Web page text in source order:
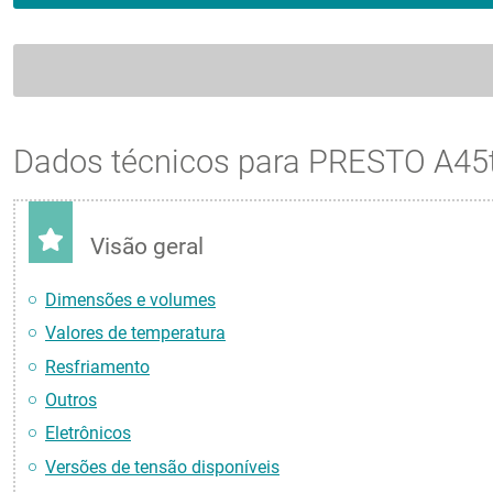
Dados técnicos para PRESTO
Visão geral
Dimensões e volumes
Valores de temperatura
Resfriamento
Outros
Eletrônicos
Versões de tensão disponíveis